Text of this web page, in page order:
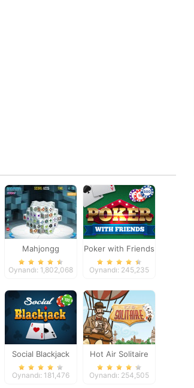
Mahjongg
Dimensions
Oynandı: 1,802,068
Poker with Friends
Oynandı: 245,235
Social Blackjack
Oynandı: 181,476
Hot Air Solitaire
Oynandı: 254,505